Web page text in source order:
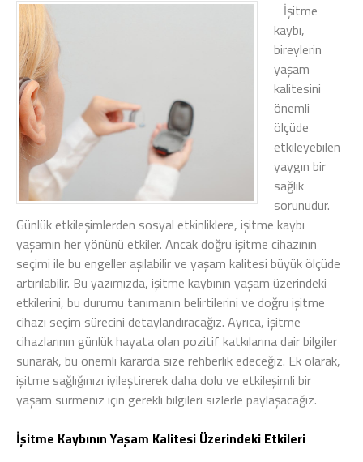
İşitme
kaybı,
bireylerin
yaşam
kalitesini
önemli
ölçüde
etkileyebilen
yaygın bir
sağlık
sorunudur.
Günlük etkileşimlerden sosyal etkinliklere, işitme kaybı
yaşamın her yönünü etkiler. Ancak doğru işitme cihazının
seçimi ile bu engeller aşılabilir ve yaşam kalitesi büyük ölçüde
artırılabilir. Bu yazımızda, işitme kaybının yaşam üzerindeki
etkilerini, bu durumu tanımanın belirtilerini ve doğru işitme
cihazı seçim sürecini detaylandıracağız. Ayrıca, işitme
cihazlarının günlük hayata olan pozitif katkılarına dair bilgiler
sunarak, bu önemli kararda size rehberlik edeceğiz. Ek olarak,
işitme sağlığınızı iyileştirerek daha dolu ve etkileşimli bir
yaşam sürmeniz için gerekli bilgileri sizlerle paylaşacağız.
İşitme Kaybının Yaşam Kalitesi Üzerindeki Etkileri